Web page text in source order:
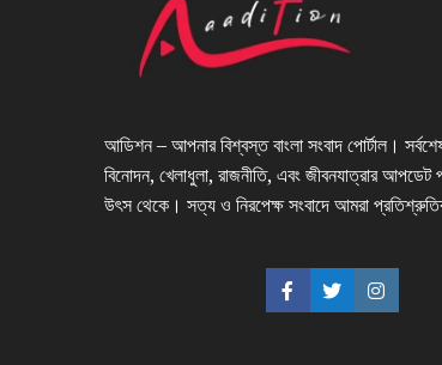
আডিশন – আপনার বিশ্বস্ত বাংলা সংবাদ পোর্টাল।
বিনোদন, খেলাধুলা, রাজনীতি, এবং জীবনযাত্রার আপডেট
উৎস থেকে। সত্য ও নিরপেক্ষ সংবাদে আমরা